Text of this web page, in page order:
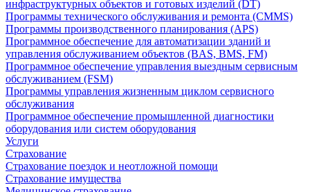
инфраструктурных объектов и готовых изделий (DT)
Программы технического обслуживания и ремонта (CMMS)
Программы производственного планирования (APS)
Программное обеспечение для автоматизации зданий и
управления обслуживанием объектов (BAS, BMS, FM)
Программное обеспечение управления выездным сервисным
обслуживанием (FSM)
Программы управления жизненным циклом сервисного
обслуживания
Программное обеспечение промышленной диагностики
оборудования или систем оборудования
Услуги
Страхование
Страхование поездок и неотложной помощи
Страхование имущества